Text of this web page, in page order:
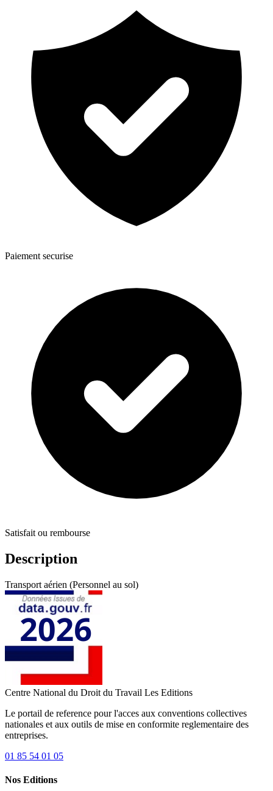
Paiement securise
Satisfait ou rembourse
Description
Transport aérien (Personnel au sol)
Centre National du Droit du Travail Les Editions
Le portail de reference pour l'acces aux conventions collectives
nationales et aux outils de mise en conformite reglementaire des
entreprises.
01 85 54 01 05
Nos Editions